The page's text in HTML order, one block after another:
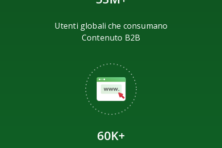
Utenti globali che consumano
Contenuto B2B
60K+